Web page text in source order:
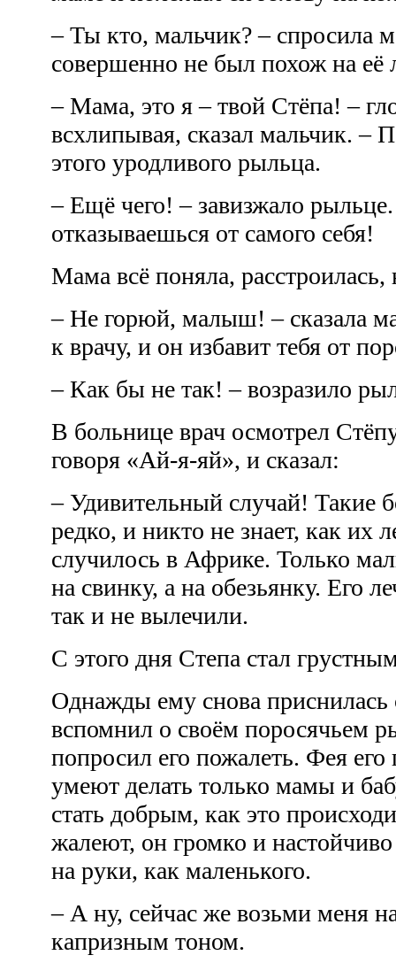
– Ты кто, мальчик? – спросила
совершенно не был похож на
– Мама, это я – твой Стёпа! –
всхлипывая, сказал мальчик. –
этого уродливого рыльца.
– Ещё чего! – завизжало
отказываешься от самого себя!
Мама всё поняла,
– Не горюй, малыш! – сказала
к врачу, и он избавит тебя от
– Как бы не так! – возразило
В больнице врач осмотрел
говоря «Ай-я-яй», и сказал:
– Удивительный случай! Такие
редко, и никто не знает, как их
случилось в Африке. Только
на свинку, а на обезьянку. Его
так и не вылечили.
С этого дня Степа стал
Однажды ему снова приснилась
вспомнил о своём поросячьем
попросил его пожалеть. Фея его
умеют делать только мамы и
стать добрым, как это
жалеют, он громко и настойчиво
на руки, как маленького.
– А ну, сейчас же возьми меня
капризным тоном.